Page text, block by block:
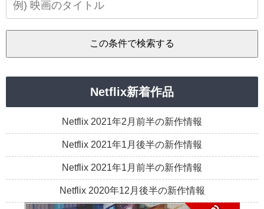
Netflix新着作品
Netflix 2021年2月前半の新作情報
Netflix 2021年1月後半の新作情報
Netflix 2021年1月前半の新作情報
Netflix 2020年12月後半の新作情報